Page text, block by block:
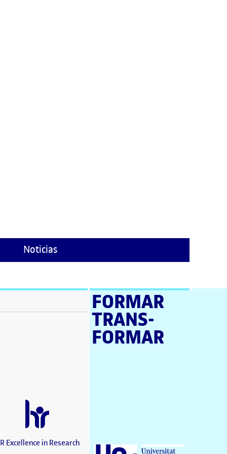
Noticias
en nueva ventana)
nueva ventana)
ventana)
Excellence in Research
FORMAR
TRANS­
FORMAR
Universitat Oberta de Catalunya (UOC)